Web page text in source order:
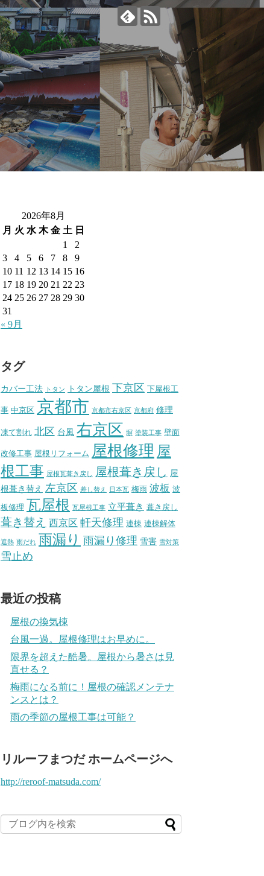
2026年8月
月 火 水 木 金 土 日
1
2
3
4 5 6 7 8
9
10 11 12 13 14 15 16
17 18 19 20 21 22 23
24 25 26 27 28 29 30
31
« 9月
タグ
カバー工法 トタン トタン屋根 下京区 下屋根工
事 中京区 京都市 京都市右京区 京都府 修理
凍て割れ 北区 台風 右京区 塀 塗装工事 壁面
改修工事 屋根リフォーム 屋根修理 屋
根工事 屋根瓦葺き戻し 屋根葺き戻し 屋
根葺き替え 左京区 差し替え 日本瓦 梅雨 波板 波
板修理 瓦屋根 瓦屋根工事 立平葺き 葺き戻し
葺き替え 西京区 軒天修理 連棟 連棟解体
遮熱 雨だれ 雨漏り 雨漏り修理 雪害 雪対策
雪止め
最近の投稿
屋根の換気棟
台風一過。屋根修理はお早めに。
限界を超えた酷暑。屋根から暑さは見
直せる？
梅雨になる前に！屋根の確認メンテナ
ンスとは？
雨の季節の屋根工事は可能？
リルーフまつだ ホームページへ
http://reroof-matsuda.com/